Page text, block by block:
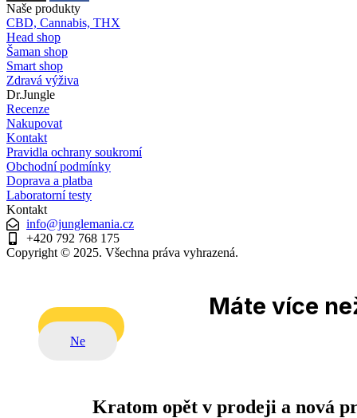
Naše produkty
CBD, Cannabis, THX
Head shop
Šaman shop
Smart shop
Zdravá výživa
Dr.Jungle
Recenze
Nakupovat
Kontakt
Pravidla ochrany soukromí
Obchodní podmínky
Doprava a platba
Laboratorní testy
Kontakt
info@junglemania.cz
+420 792 768 175
Copyright © 2025. Všechna práva vyhrazená.
Máte více
Ne
Kratom opět v prodeji a nová